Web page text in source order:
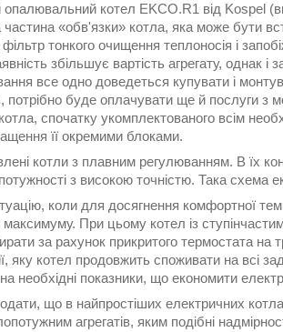
котел EKCO.R1 від Kospel
«обв'язки» котла, яка може бути
тонкого очищення теплоносія і
збільшує вартість агрегату, однак і
все одно доведеться купувати і
буде оплачувати ще й послуги з
спочатку укомплектованого всім
її окремими блоками.
котли з плавним регулюванням. В їх
з високою точністю. Така схема
коли для досягнення комфортної
При цьому котел із
за рахунок прикритого термостата
яку котел продовжить споживати на всі
необхідні показники, що економити
що в найпростіших електричних
агрегатів, яким подібні